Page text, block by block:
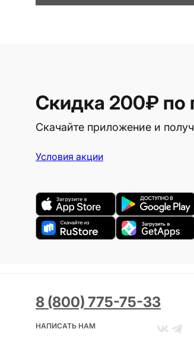
Скидка 200₽ по
Скачайте приложение и
Условия акции
8 (800) 775-75-33
НАПИСАТЬ НАМ